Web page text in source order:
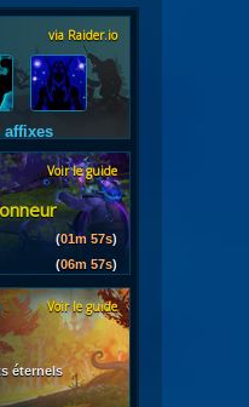
via Raider.io
affixes
Voir le guide
(01m 56s)
(06m 56s)
Voir le guide
éternels